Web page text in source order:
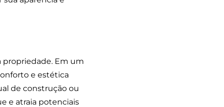
Em um
e estética
de construção ou
e atraia potenciais